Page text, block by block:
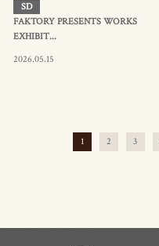
SD
FAKTORY PRESENTS WORKS
EXHIBIT...
2026.05.15
1 2 3